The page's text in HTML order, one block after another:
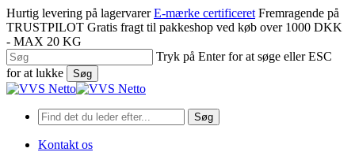
Spring
til
hovedindhold
Hurtig levering på lagervarer E-mærke certificeret Fremragende på
TRUSTPILOT Gratis fragt til pakkeshop ved køb over 1000 DKK
- MAX 20 KG
Tryk på Enter for at søge eller ESC
for at lukke
Søg
Luk
Søg
Kontakt os